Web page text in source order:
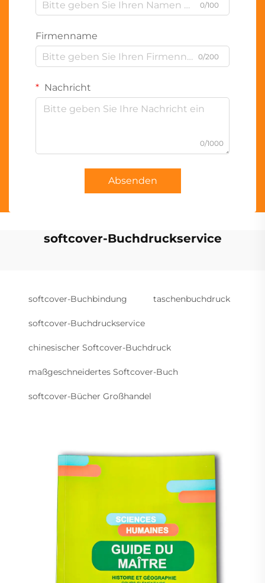
0/100
Firmenname
0/200
Nachricht
0/1000
Absenden
softcover-Buchdruckservice
softcover-Buchbindung taschenbuchdruck
softcover-Buchdruckservice
chinesischer Softcover-Buchdruck
maßgeschneidertes Softcover-Buch
softcover-Bücher Großhandel